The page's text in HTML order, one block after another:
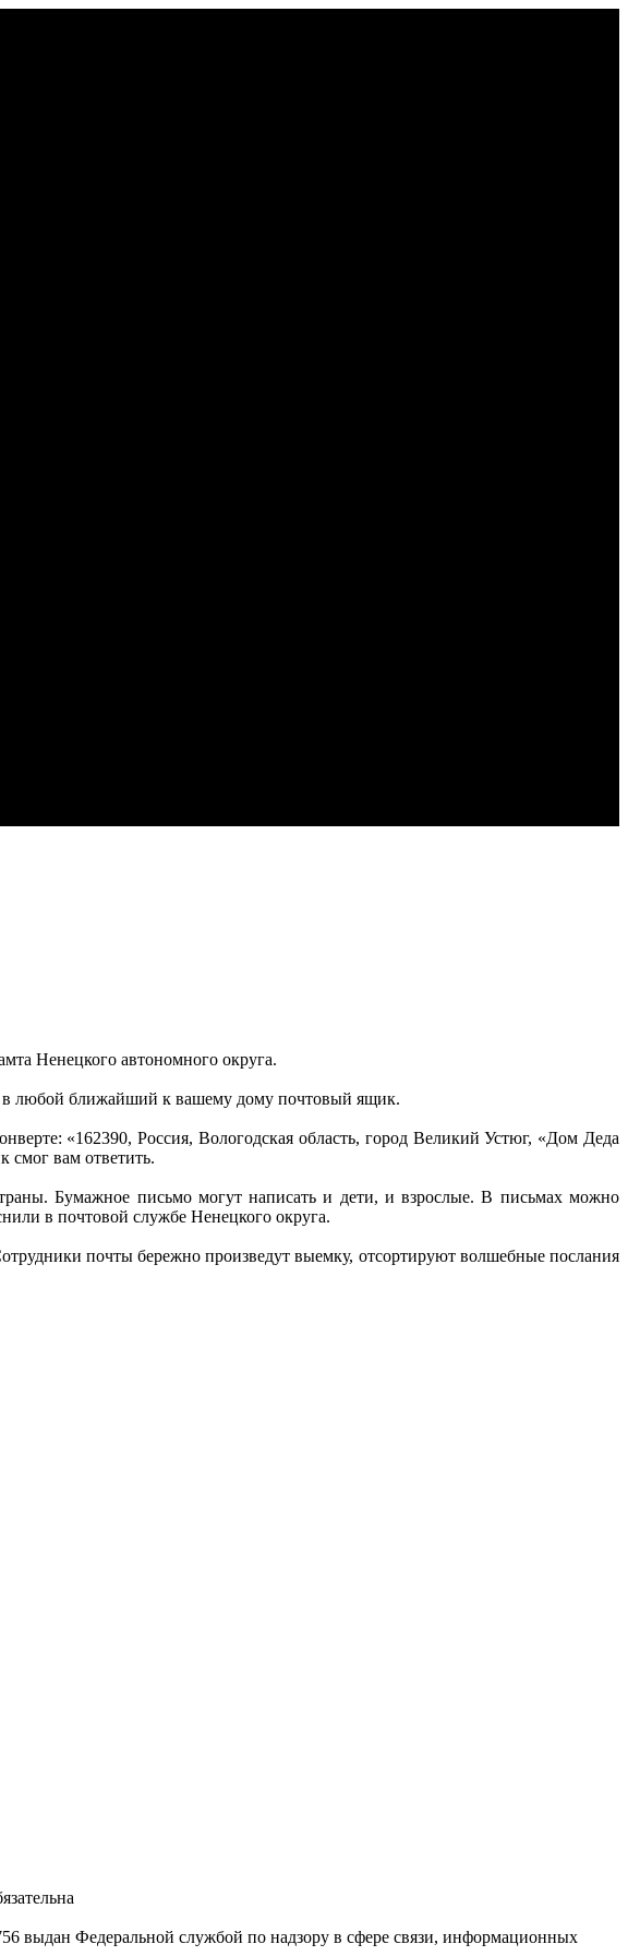
Ненецкого автономного округа.
в любой ближайший к вашему дому почтовый ящик.
«162390, Россия, Вологодская область, город Великий Устюг, «Дом Деда
смог вам ответить.
Бумажное письмо могут написать и дети, и взрослые. В письмах можно
в почтовой службе Ненецкого округа.
почты бережно произведут выемку, отсортируют волшебные послания
Федеральной службой по надзору в сфере связи, информационных